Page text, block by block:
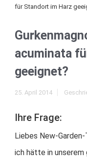
für Standort im Harz
acuminata
geeignet?
25. April 2014
Ihre Frage:
Liebes New-Garden-
ich hätte in unserem